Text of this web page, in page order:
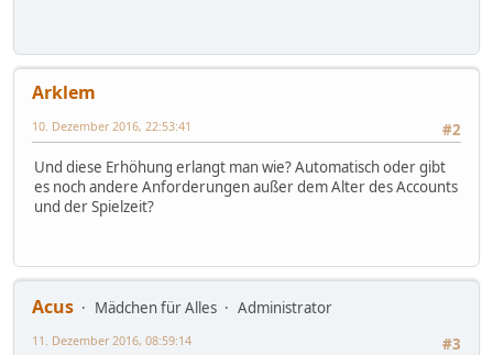
Arklem
#2
10. Dezember 2016, 22:53:41
Und diese Erhöhung erlangt man wie? Automatisch oder gibt
es noch andere Anforderungen außer dem Alter des Accounts
und der Spielzeit?
Acus Mädchen für Alles
Administrator
#3
11. Dezember 2016, 08:59:14